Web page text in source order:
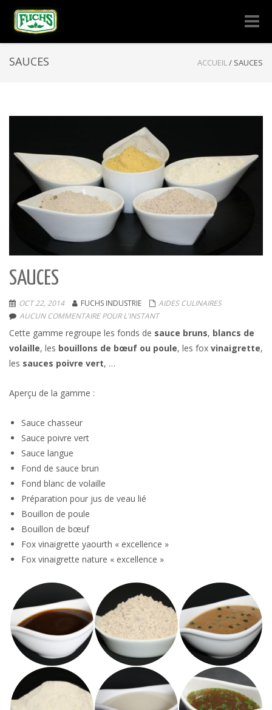
-
SAUCES ACCUEIL/ SAUCES
SAUCES
OCT 22, 2014 FUCHS INDUSTRIE
AIDES CULINAIRES
AUCUN COMMENTAIRE POUR L'INSTANT
Cette gamme regroupe les fonds de sauce bruns, blancs de
volaille, les bouillons de bœuf ou poule, les fox vinaigrette,
les sauces poivre vert, …
Aperçu de la gamme :
Sauce chasseur
Sauce poivre vert
Sauce langue
Fond de sauce brun
Fond blanc de volaille
Préparation pour jus de veau lié
Bouillon de poule
Bouillon de bœuf
Fox vinaigrette yaourth « excellence »
Fox vinaigrette nature « excellence »